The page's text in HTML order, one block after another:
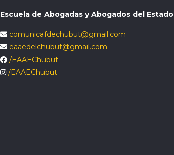
Escuela de Abogadas y Abogados del Estado
comunicafdechubut@gmail.com
eaaedelchubut@gmail.com
/EAAEChubut
/EAAEChubut